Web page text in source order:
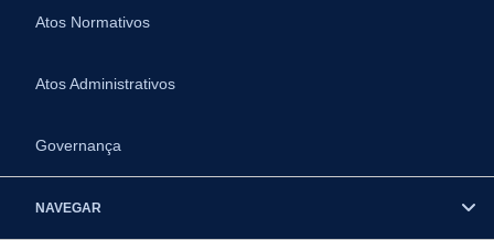
Atos Normativos
Atos Administrativos
Governança
NAVEGAR